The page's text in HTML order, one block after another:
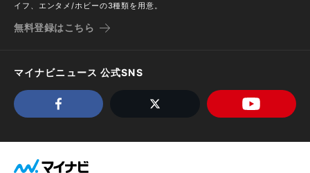
イフ、エンタメ/ホビーの3種類を用意。
無料登録はこちら
マイナビニュース 公式SNS